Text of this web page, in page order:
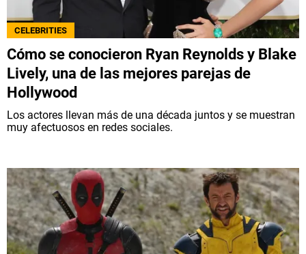
CELEBRITIES
Cómo se conocieron Ryan Reynolds y Blake
Lively, una de las mejores parejas de
Hollywood
Los actores llevan más de una década juntos y se muestran
muy afectuosos en redes sociales.